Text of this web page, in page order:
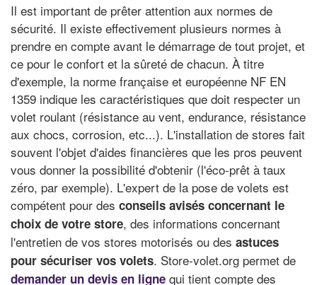
Il est important de prêter attention aux normes de
sécurité. Il existe effectivement plusieurs normes à
prendre en compte avant le démarrage de tout projet, et
ce pour le confort et la sûreté de chacun. À titre
d'exemple, la norme française et européenne NF EN
1359 indique les caractéristiques que doit respecter un
volet roulant (résistance au vent, endurance, résistance
aux chocs, corrosion, etc...). L'installation de stores fait
souvent l'objet d'aides financières que les pros peuvent
vous donner la possibilité d'obtenir (l'éco-prêt à taux
zéro, par exemple). L'expert de la pose de volets est
compétent pour des conseils avisés concernant le
choix de votre store, des informations concernant
l'entretien de vos stores motorisés ou des astuces
pour sécuriser vos volets. Store-volet.org permet de
demander un devis en ligne qui tient compte des